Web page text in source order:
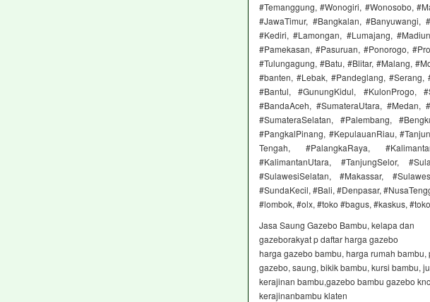
#Temanggung, #Wonogiri, #Wonosobo,
#JawaTimur, #Bangkalan, #Banyuwangi,
#Kediri, #Lamongan, #Lumajang,
#Pamekasan, #Pasuruan, #Ponorogo,
#Tulungagung, #Batu, #Blitar, #Malang,
#banten, #Lebak, #Pandeglang, #Serang,
#Bantul, #GunungKidul, #KulonProgo,
#BandaAceh, #SumateraUtara, #Medan,
#SumateraSelatan, #Palembang,
#PangkalPinang, #KepulauanRiau,
Tengah, #PalangkaRaya,
#KalimantanUtara, #TanjungSelor,
#SulawesiSelatan, #Makassar,
#SundaKecil, #Bali, #Denpasar,
#lombok, #olx, #toko #bagus, #kaskus,
Jasa Saung Gazebo Bambu, kelapa dan
gazeborakyat p daftar harga gazebo
harga gazebo bambu, harga rumah
gazebo, saung, bikik bambu, kursi bambu,
kerajinan bambu,gazebo bambu gazebo
kerajinanbambu klaten